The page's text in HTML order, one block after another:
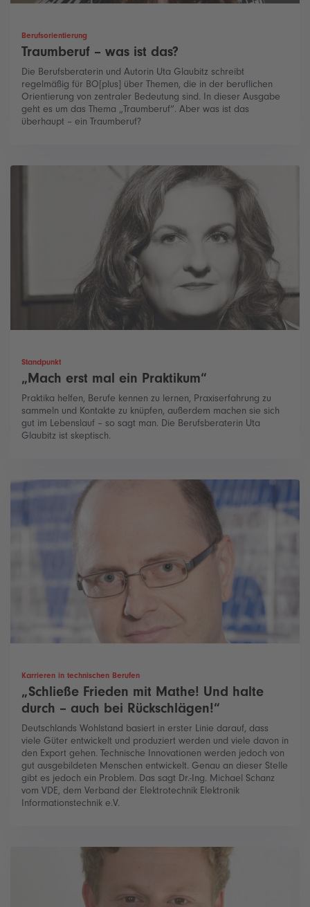
Berufsorientierung
Traumberuf – was ist das?
Die Berufsberaterin und Autorin Uta Glaubitz schreibt
regelmäßig für BO[plus] über Themen, die in der beruflichen
Orientierung von zentraler Bedeutung sind. In dieser Ausgabe
geht es um das Thema „Traumberuf“. Aber was ist das
überhaupt – ein Traumberuf?
Standpunkt
„Mach erst mal ein Praktikum“
Praktika helfen, Berufe kennen zu lernen, Praxiserfahrung zu
sammeln und Kontakte zu knüpfen, außerdem machen sie sich
gut im Lebenslauf – so sagt man. Die Berufsberaterin Uta
Glaubitz ist skeptisch.
Karrieren in technischen Berufen
„Schließe Frieden mit Mathe! Und halte
durch – auch bei Rückschlägen!“
Deutschlands Wohlstand basiert in erster Linie darauf, dass
viele Güter entwickelt und produziert werden und viele davon in
den Export gehen. Technische Innovationen werden jedoch von
gut ausgebildeten Menschen entwickelt. Genau an dieser Stelle
gibt es jedoch ein Problem. Das sagt Dr.-Ing. Michael Schanz
vom VDE, dem Verband der Elektrotechnik Elektronik
Informationstechnik e.V.